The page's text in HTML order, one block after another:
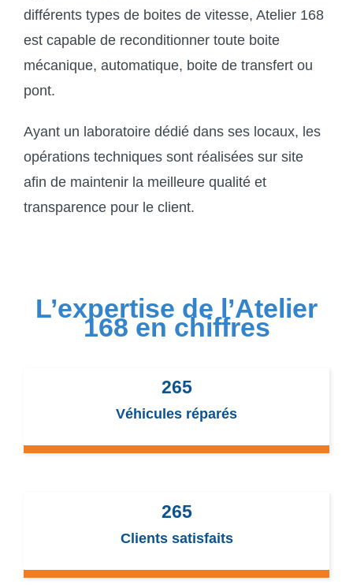
différents types de boites de vitesse, Atelier 168
est capable de reconditionner toute boite
mécanique, automatique, boite de transfert ou
pont.
Ayant un laboratoire dédié dans ses locaux, les
opérations techniques sont réalisées sur site
afin de maintenir la meilleure qualité et
transparence pour le client.
L’expertise de l’Atelier
168 en chiffres
265
Véhicules réparés
265
Clients satisfaits